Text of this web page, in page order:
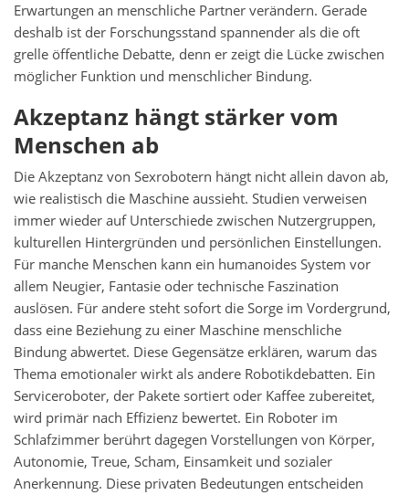
Erwartungen an menschliche Partner verändern. Gerade
deshalb ist der Forschungsstand spannender als die oft
grelle öffentliche Debatte, denn er zeigt die Lücke zwischen
möglicher Funktion und menschlicher Bindung.
Akzeptanz hängt stärker vom
Menschen ab
Die Akzeptanz von Sexrobotern hängt nicht allein davon ab,
wie realistisch die Maschine aussieht. Studien verweisen
immer wieder auf Unterschiede zwischen Nutzergruppen,
kulturellen Hintergründen und persönlichen Einstellungen.
Für manche Menschen kann ein humanoides System vor
allem Neugier, Fantasie oder technische Faszination
auslösen. Für andere steht sofort die Sorge im Vordergrund,
dass eine Beziehung zu einer Maschine menschliche
Bindung abwertet. Diese Gegensätze erklären, warum das
Thema emotionaler wirkt als andere Robotikdebatten. Ein
Serviceroboter, der Pakete sortiert oder Kaffee zubereitet,
wird primär nach Effizienz bewertet. Ein Roboter im
Schlafzimmer berührt dagegen Vorstellungen von Körper,
Autonomie, Treue, Scham, Einsamkeit und sozialer
Anerkennung. Diese privaten Bedeutungen entscheiden